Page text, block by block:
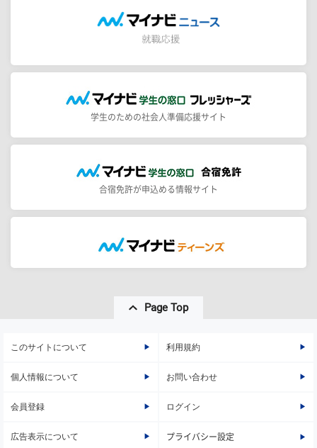
学生のための社会人準備応援サイト
合宿免許が申込める情報サイト
Page Top
このサイトについて 利用規約
個人情報について お問い合わせ
会員登録 ログイン
広告表示について プライバシー設定